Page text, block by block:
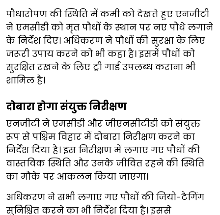
पौधारोपण की स्थिति में कमी को देखते हुए एनजीटी
ने एमसीडी को मृत पौधों के स्थान पर नए पौधे लगाने
के निर्देश दिए। अधिकरण ने पौधों की सुरक्षा के लिए
जरूरी उपाय करने को भी कहा है। इसमें पौधों को
सुरक्षित रखने के लिए ट्री गार्ड उपलब्ध कराना भी
शामिल है।
दोबारा होगा संयुक्त निरीक्षण
एनजीटी ने एमसीडी और जीएनसीटीडी को संयुक्त
रूप से पश्चिम विहार में दोबारा निरीक्षण करने का
निर्देश दिया है। इस निरीक्षण में लगाए गए पौधों की
वास्तविक स्थिति और उनके जीवित रहने की स्थिति
का मौके पर आकलन किया जाएगा।
अधिकरण ने सभी लगाए गए पौधों की जियो-टैगिंग
सुनिश्चित करने का भी निर्देश दिया है। इससे